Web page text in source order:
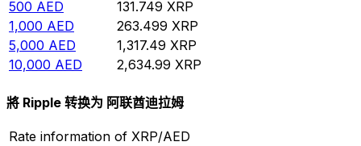
500 AED 131.749 XRP
1,000 AED 263.499 XRP
5,000 AED 1,317.49 XRP
10,000 AED 2,634.99 XRP
將 Ripple 转换为 阿联酋迪拉姆
Rate information of XRP/AED